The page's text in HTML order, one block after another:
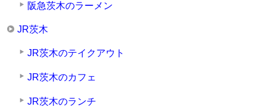
阪急茨木のラーメン
JR茨木
JR茨木のテイクアウト
JR茨木のカフェ
JR茨木のランチ